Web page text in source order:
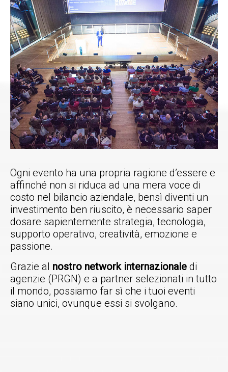
Ogni evento ha una propria ragione d’essere e
affinché non si riduca ad una mera voce di
costo nel bilancio aziendale, bensì diventi un
investimento ben riuscito, è necessario saper
dosare sapientemente strategia, tecnologia,
supporto operativo, creatività, emozione e
passione.
Grazie al nostro network internazionale di
agenzie (PRGN) e a partner selezionati in tutto
il mondo, possiamo far sì che i tuoi eventi
siano unici, ovunque essi si svolgano.